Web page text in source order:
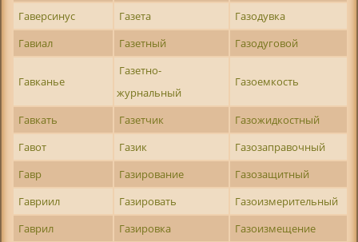
Гаверсинус
Газета
Газодувка
Гавиал
Газетный Газодуговой
Гавканье
Газетно-
журнальный
Газоемкость
Гавкать Газетчик
Газожидкостный
Гавот
Газик
Газозаправочный
Гавр
Газирование
Газозащитный
Гавриил
Газировать
Газоизмерительный
Гаврил
Газировка
Газоизмещение